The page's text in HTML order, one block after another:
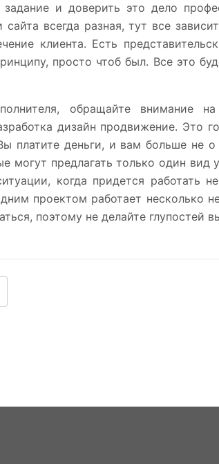
задание и доверить это дело
сайта всегда разная, тут все
клиента. Есть
просто чтоб был. Все это
обращайте внимание
дизайн продвижение. Это
платите деньги, и вам больше не
могут предлагать только один
когда придется работать
проектом работает несколько
поэтому не делайте